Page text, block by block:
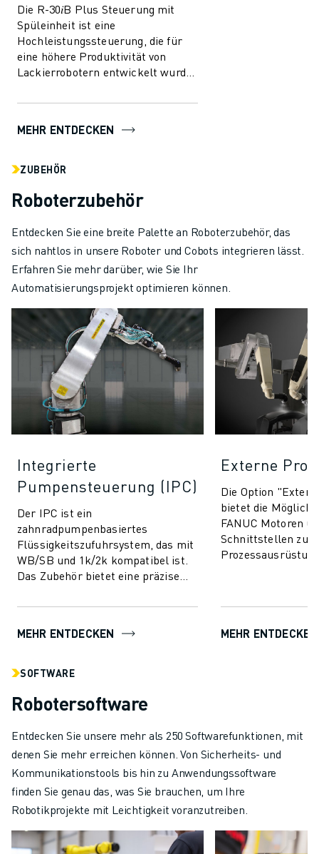
Die R-30𝑖B Plus Steuerung mit
Spüleinheit ist eine
Hochleistungssteuerung, die für
eine höhere Produktivität von
Lackierrobotern entwickelt wurde.
Einsatz von Robotern ...
MEHR ENTDECKEN
ZUBEHÖR
Roboterzubehör
Entdecken Sie eine breite Palette an Roboterzubehör, das
sich nahtlos in unsere Roboter und Cobots integrieren lässt.
Erfahren Sie mehr darüber, wie Sie Ihr
Automatisierungsprojekt optimieren können.
Integrierte
Pumpensteuerung (IPC)
Der IPC ist ein
zahnradpumpenbasiertes
Flüssigkeitszufuhrsystem, das mit
WB/SB und 1k/2k kompatibel ist.
Das Zubehör bietet eine präzise
Arm, die mit Farbwechselventi...
MEHR ENTDECKEN
Externe
Die Option
bietet die
FANUC Motoren
Schnittstellen zu
MEHR ENTDECKEN
SOFTWARE
Robotersoftware
Entdecken Sie unsere mehr als 250 Softwarefunktionen, mit
denen Sie mehr erreichen können. Von Sicherheits- und
Kommunikationstools bis hin zu Anwendungssoftware
finden Sie genau das, was Sie brauchen, um Ihre
Robotikprojekte mit Leichtigkeit voranzutreiben.